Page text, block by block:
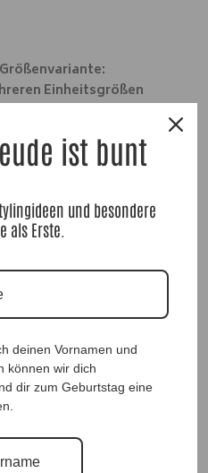
Einheitsgrößen
von Gr. 36 bis 46.
ist bunt
und besondere
als Erste.
deinen Vornamen und
können wir dich
dir zum Geburtstag eine